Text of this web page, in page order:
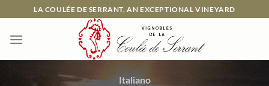
contenu
LA COULÉE DE SERRANT, AN EXCEPTIONAL VINEYARD
Italiano